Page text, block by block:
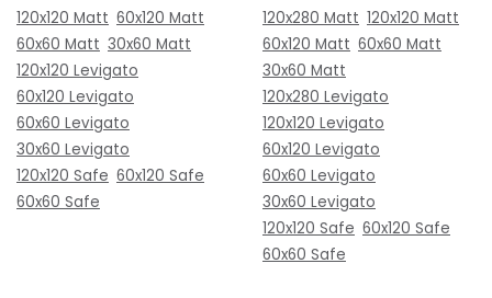
120x120 Matt 60x120 Matt
60x60 Matt 30x60 Matt
120x120 Levigato
60x120 Levigato
60x60 Levigato
30x60 Levigato
120x120 Safe 60x120 Safe
60x60 Safe
120x280 Matt 120x120 Matt
60x120 Matt 60x60 Matt
30x60 Matt
120x280 Levigato
120x120 Levigato
60x120 Levigato
60x60 Levigato
30x60 Levigato
120x120 Safe 60x120 Safe
60x60 Safe